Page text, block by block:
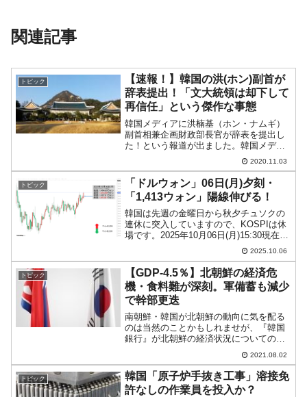
関連記事
トピック
【速報！】韓国の洪(ホン)副首が
辞表提出！「文大統領は却下して
再信任」という傑作な事態
韓国メディアに洪楠基（ホン・ナムギ）
副首相兼企画財政部長官が辞表を提出し
た！という報道が出ました。韓国メディ
ア『韓国経済』から記事の一部を以下に
引用します。洪楠基副首相兼企画財政部
長官が03日、国会企画財政委員会の回答
の過程で「辞意を表明し...
2020.11.03
トピック
「ドルウォン」06日(月)夕刻・
「1,413ウォン」陽線伸びる！
韓国は先週の金曜日から秋夕チュソクの
連休に突入していますので、KOSPIは休
場です。2025年10月06日(月)15:30現在、
ドルウォンのチャートは以下のようにな
『Investing.com』より引用）。陽線が伸
びま...
2025.10.06
トピック
【GDP-4.5％】北朝鮮の経済危
機・食料難が深刻。軍備蓄も減少
で幹部更迭
南朝鮮・韓国が北朝鮮の動向に気を配る
のは当然のことかもしれませが、『韓国
銀行』が北朝鮮の経済状況についてのリ
ポートを定期的に公表していることをご
存じでしょうか。以下は07月30日に公表
された「北朝鮮の経済成長率」について
のリポートです。20...
2021.08.02
トピック
韓国「原子炉手抜き工事」溶接免
許なしの作業員を投入か？